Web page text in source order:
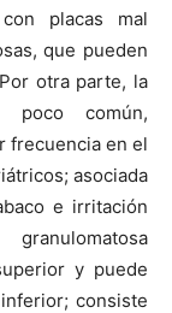
placas mal
que pueden
otra parte, la
poco común,
frecuencia en el
asociada
e irritación
y puede
consiste